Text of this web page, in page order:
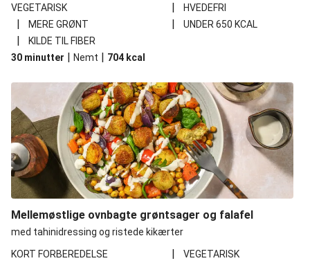
VEGETARISK
| HVEDEFRI
| MERE GRØNT | UNDER 650 KCAL
|
KILDE TIL FIBER
30 minutter | Nemt | 704 kcal
Mellemøstlige ovnbagte grøntsager og falafel
med tahinidressing og ristede kikærter
KORT FORBEREDELSE
| VEGETARISK